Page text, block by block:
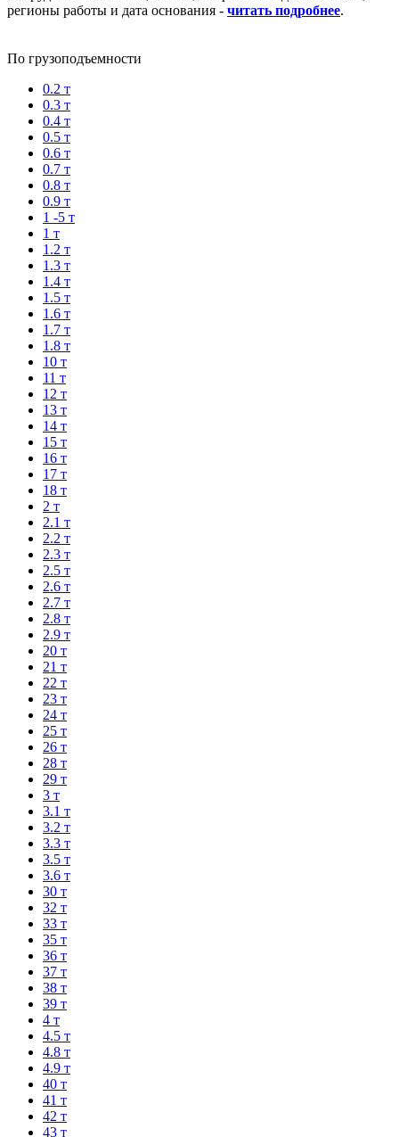
регионы работы и дата основания - читать подробнее.
По грузоподъемности
0.2 т
0.3 т
0.4 т
0.5 т
0.6 т
0.7 т
0.8 т
0.9 т
1 -5 т
1 т
1.2 т
1.3 т
1.4 т
1.5 т
1.6 т
1.7 т
1.8 т
10 т
11 т
12 т
13 т
14 т
15 т
16 т
17 т
18 т
2 т
2.1 т
2.2 т
2.3 т
2.5 т
2.6 т
2.7 т
2.8 т
2.9 т
20 т
21 т
22 т
23 т
24 т
25 т
26 т
28 т
29 т
3 т
3.1 т
3.2 т
3.3 т
3.5 т
3.6 т
30 т
32 т
33 т
35 т
36 т
37 т
38 т
39 т
4 т
4.5 т
4.8 т
4.9 т
40 т
41 т
42 т
43 т